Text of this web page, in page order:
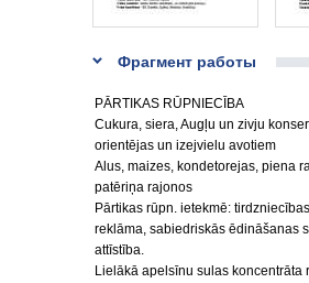
Фрагмент работы
PĀRTIKAS RŪPNIECĪBA
Cukura, siera, Augļu un zivju
orientējas un izejvielu avotiem
Alus, maizes, kondetorejas, piena
patēriņa rajonos
Pārtikas rūpn. ietekmē:
reklāma, sabiedriskās ēdināšanas
attīstība.
Lielākā apelsīnu sulas koncentrāta